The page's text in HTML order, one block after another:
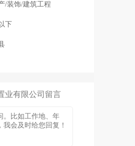
/装饰/建筑工程
下
业有限公司留言